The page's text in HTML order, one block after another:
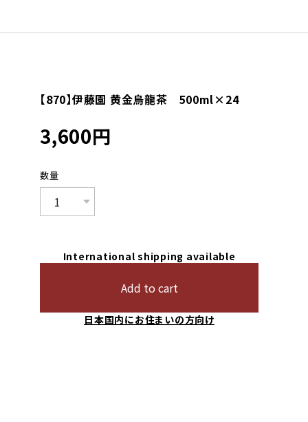
【870】伊藤園 黄金烏龍茶 500ml×24
3,600円
数量
International shipping available
Add to cart
日本国内にお住まいの方向け